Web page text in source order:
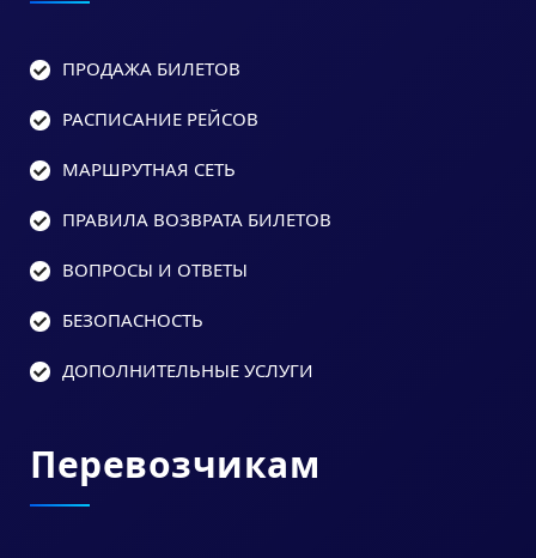
ПРОДАЖА БИЛЕТОВ
РАСПИСАНИЕ РЕЙСОВ
МАРШРУТНАЯ СЕТЬ
ПРАВИЛА ВОЗВРАТА БИЛЕТОВ
ВОПРОСЫ И ОТВЕТЫ
БЕЗОПАСНОСТЬ
ДОПОЛНИТЕЛЬНЫЕ УСЛУГИ
Перевозчикам